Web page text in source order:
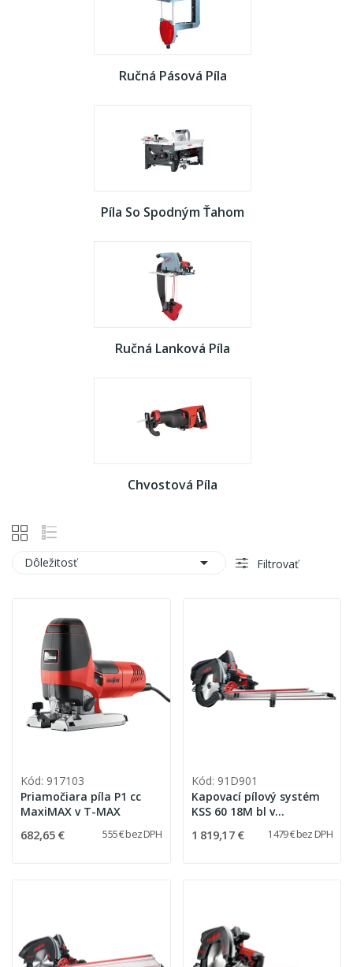
Ručná Pásová Píla
Píla So Spodným Ťahom
Ručná Lanková Píla
Chvostová Píla
Dôležitosť  Filtrovať
Kód: 917103
Priamočiara píla P1 cc
MaxiMAX v T-MAX
682,65 € 555 € bez DPH
Kód: 91D901
Kapovací pílový systém
KSS 60 18M bl v
transportnom kufri
1 819,17 € 1 479 € bez DPH